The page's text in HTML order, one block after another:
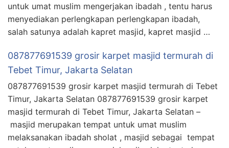
untuk umat muslim mengerjakan ibadah , tentu harus
menyediakan perlengkapan perlengkapan ibadah,
salah satunya adalah kapret masjid, kapret masjid …
087877691539 grosir karpet masjid termurah di
Tebet Timur, Jakarta Selatan
087877691539 grosir karpet masjid termurah di Tebet
Timur, Jakarta Selatan 087877691539 grosir karpet
masjid termurah di Tebet Timur, Jakarta Selatan –
masjid merupakan tempat untuk umat muslim
melaksanakan ibadah sholat , masjid sebagai tempat